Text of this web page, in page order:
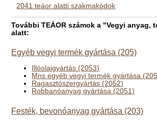
2041 teáor alatti szakmakódok
További TEÁOR számok a "Vegyi anyag,
alatt:
Egyéb vegyi termék gyártása (205)
Illóolajgyártás (2053)
Mns egyéb vegyi termék gyártása
Ragasztószergyártás (2052)
Robbanóanyag gyártása (2051)
Festék, bevonóanyag gyártása (203)